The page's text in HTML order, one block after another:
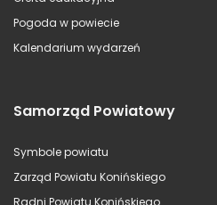
Pogoda w powiecie
Kalendarium wydarzeń
Samorząd Powiatowy
Symbole powiatu
Zarząd Powiatu Konińskiego